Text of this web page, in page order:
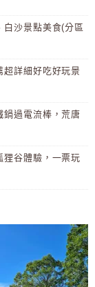
沙景點美食(分區
超詳細好吃好玩景
鍋過電流棒，荒唐
狸谷體驗，一票玩